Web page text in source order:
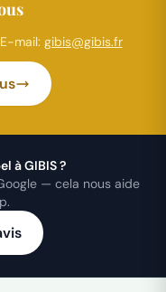
mail: gibis@gibis.fr
à GIBIS ?
— cela nous aide